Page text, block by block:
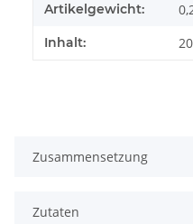
Artikelgewicht:
Inhalt:
Zusammensetzung
Zutaten